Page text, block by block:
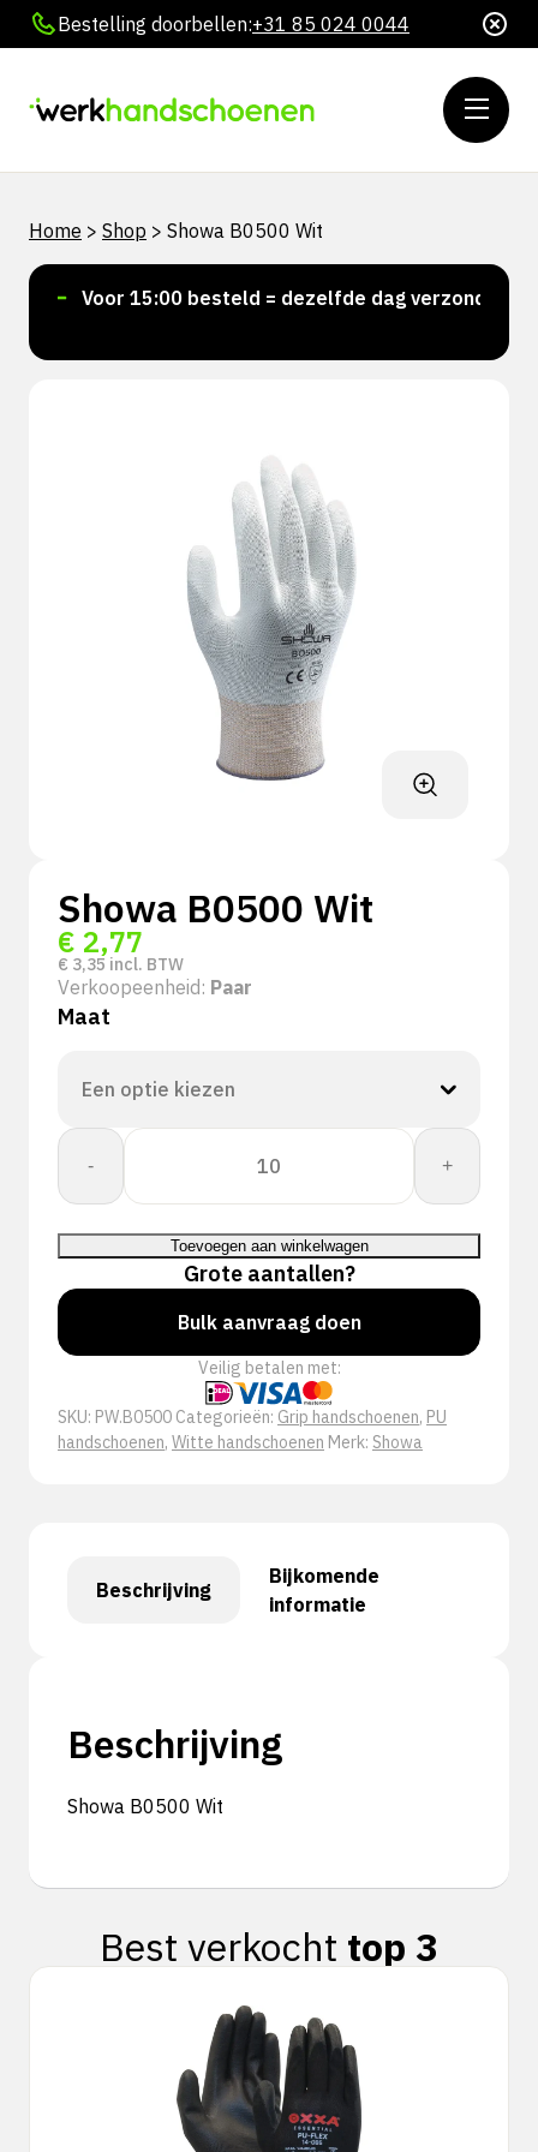
Bestelling doorbellen:+31 85 024 0044
Home > Shop > Showa B0500 Wit
Voor 15:00 besteld = dezelfde dag verzonden
Showa B0500 Wit
€ 2,77
€ 3,35 incl. BTW
Verkoopeenheid: Paar
Maat
-
Showa
B0500
Wit
aantal
+
Toevoegen aan winkelwagen
Grote aantallen?
Bulk aanvraag doen
Veilig betalen met:
SKU: PW.B0500 Categorieën: Grip handschoenen, PU
handschoenen, Witte handschoenen Merk: Showa
Beschrijving
Bijkomende
informatie
Beschrijving
Showa B0500 Wit
Best verkocht top 3